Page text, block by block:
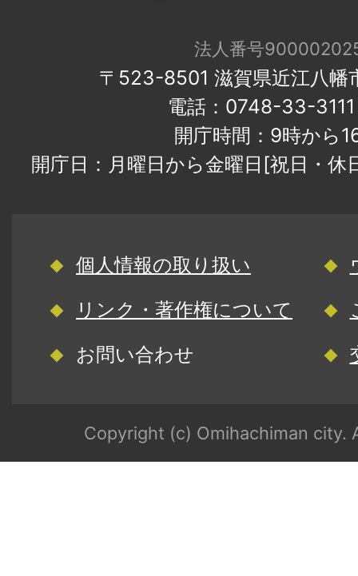
法人番号
〒523-8501 滋賀県近江八幡
電話：0748-33-
開庁時間：9時から
開庁日：月曜日から金曜日[祝日・
個人情報の取り扱い
リンク・著作権について
お問い合わせ
Copyright (c) Omihachiman city.